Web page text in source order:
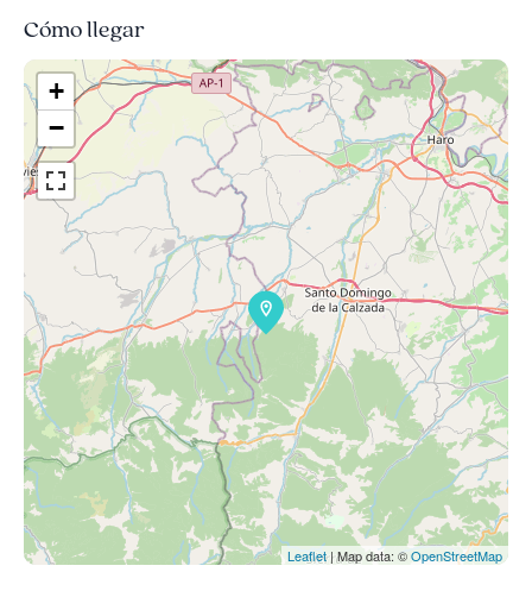
Cómo llegar
+
−
Leaflet| Map data: ©OpenStreetMap